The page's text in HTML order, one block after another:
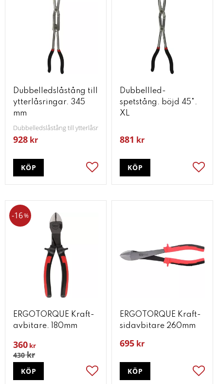
Dubbelledslåstång till
ytterlåsringar. 345
mm
Dubbelledslåstång till ytterlåsringar 345 mm
928 kr
Lägg till i favoriter
KÖP
Dubbellled-
spetstång. böjd 45°.
XL
881 kr
KÖP
ERGOTORQUE Kraft-
avbitare. 180mm
360 kr
430kr
16%
Lägg till i favoriter
KÖP
ERGOTORQUE Kraft-
sidavbitare 260mm
695 kr
KÖP